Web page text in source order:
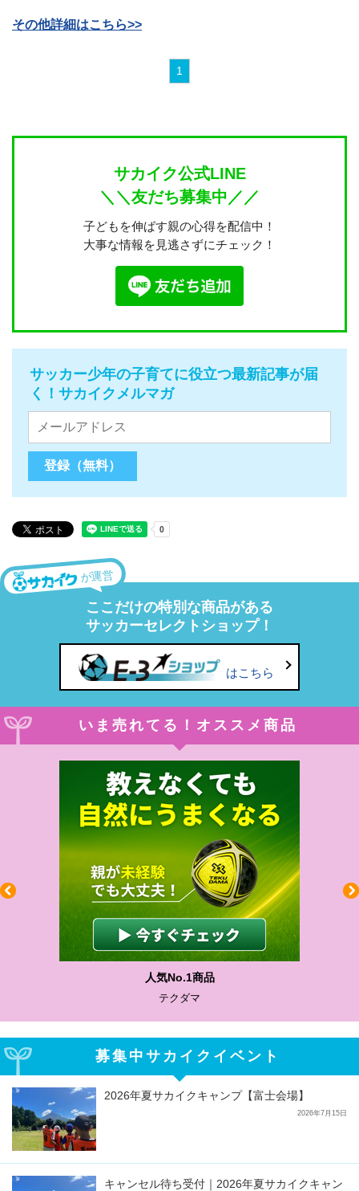
その他詳細はこちら>>
1
サカイク公式LINE
＼＼友だち募集中／／
子どもを伸ばす親の心得を配信中！
大事な情報を見逃さずにチェック！
サッカー少年の子育てに役立つ最新記事が届
く！サカイクメルマガ
が運営
ここだけの特別な商品がある
サッカーセレクトショップ！
はこちら
いま売れてる！オススメ商品
人気No.1商品
テクダマ
募集中サカイクイベント
2026年夏サカイクキャンプ【富士会場】
2026年7月15日
キャンセル待ち受付｜2026年夏サカイクキャン